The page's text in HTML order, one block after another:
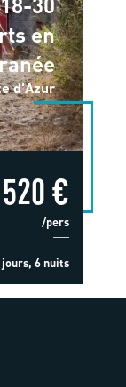
en
d'Azur
520 €
/pers
jours, 6 nuits